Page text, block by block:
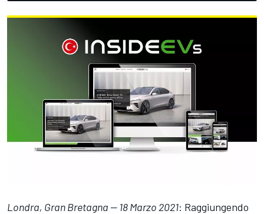
Londra, Gran Bretagna — 18 Marzo 2021: Raggiungendo